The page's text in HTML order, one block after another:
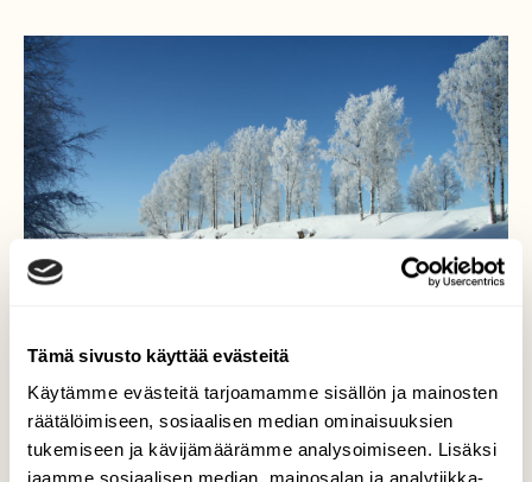
Tämä sivusto käyttää evästeitä
Käytämme evästeitä tarjoamamme sisällön ja mainosten
räätälöimiseen, sosiaalisen median ominaisuuksien
tukemiseen ja kävijämäärämme analysoimiseen. Lisäksi